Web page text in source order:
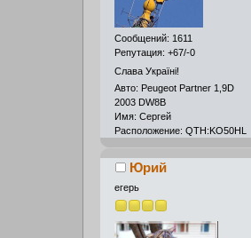
Сообщений: 1611
Репутация: +67/-0
Слава Україні!
Авто: Peugeot Partner 1,9D
2003 DW8B
Имя: Сергей
Расположение: QTH:KO50HL
Юрий
егерь